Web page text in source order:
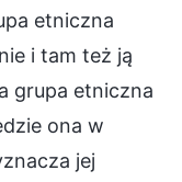
etniczna
i tam też ją
grupa etniczna
ona w
jej